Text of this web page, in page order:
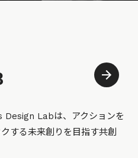
Design Labは、アクションを
する未来創りを目指す共創